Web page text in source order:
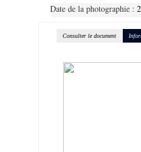
Date de la photographie :
Consulter le document